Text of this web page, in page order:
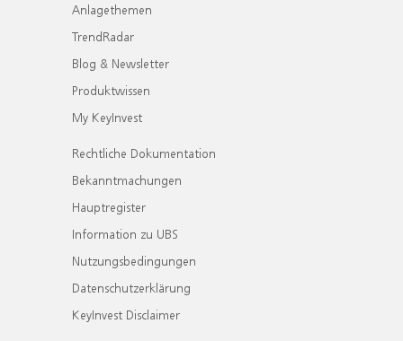
Anlagethemen
TrendRadar
Blog & Newsletter
Produktwissen
My KeyInvest
Rechtliche Dokumentation
Bekanntmachungen
Hauptregister
Information zu UBS
Nutzungsbedingungen
Datenschutzerklärung
KeyInvest Disclaimer